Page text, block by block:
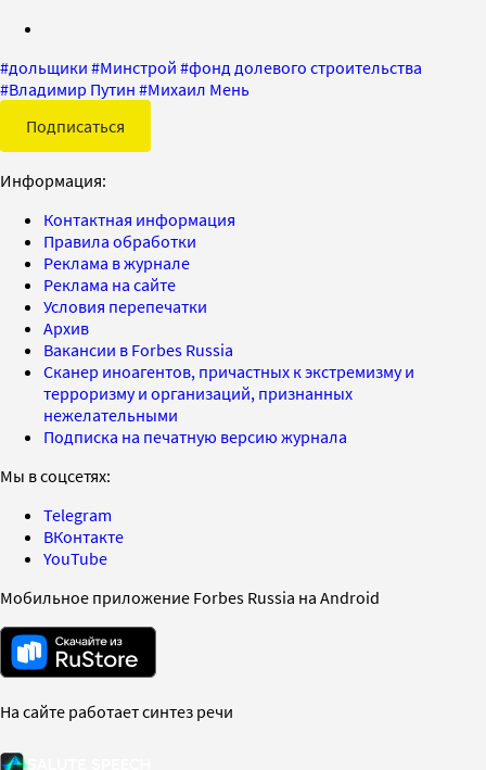
#дольщики #Минстрой #фонд долевого строительства
#Владимир Путин #Михаил Мень
Подписаться
Информация:
Контактная информация
Правила обработки
Реклама в журнале
Реклама на сайте
Условия перепечатки
Архив
Вакансии в Forbes Russia
Сканер иноагентов, причастных к экстремизму и
терроризму и организаций, признанных
нежелательными
Подписка на печатную версию журнала
Мы в соцсетях:
Telegram
ВКонтакте
YouTube
Мобильное приложение Forbes Russia на Android
На сайте работает синтез речи